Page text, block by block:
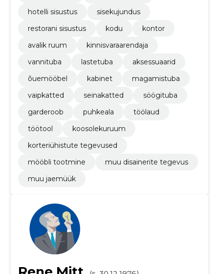
hotelli sisustus
sisekujundus
restorani sisustus
kodu
kontor
avalik ruum
kinnisvaraarendaja
vannituba
lastetuba
aksessuaarid
õuemööbel
kabinet
magamistuba
vaipkatted
seinakatted
söögituba
garderoob
puhkeala
töölaud
töötool
koosolekuruum
korteriühistute tegevused
mööbli tootmine
muu disainerite tegevus
muu jaemüük